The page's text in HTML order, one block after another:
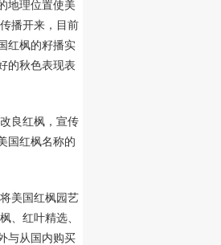
地理位置使美
播开来，目前
红枫的籽播实
的秋色表现表
良红枫，宣传
国红枫名称的
美国红枫园艺
、红叶精选、
与从国内购买